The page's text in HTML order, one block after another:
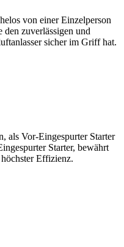
von einer Einzelperson
den zuverlässigen und
sicher im Griff hat.
als Vor-Eingespurter Starter
Starter, bewährt
Effizienz.